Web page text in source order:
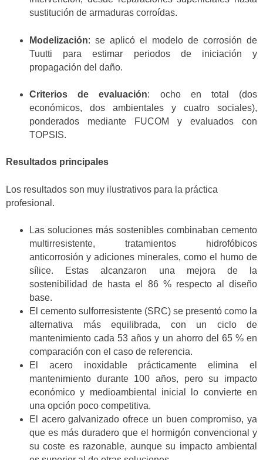
sustitución de armaduras corroídas.
Modelización: se aplicó el modelo de corrosión de
Tuutti para estimar periodos de iniciación y
propagación del daño.
Criterios de evaluación: ocho en total (dos
económicos, dos ambientales y cuatro sociales),
ponderados mediante FUCOM y evaluados con
TOPSIS.
Resultados principales
Los resultados son muy ilustrativos para la práctica
profesional.
Las soluciones más sostenibles combinaban cemento
multirresistente, tratamientos hidrofóbicos
anticorrosión y adiciones minerales, como el humo de
sílice. Estas alcanzaron una mejora de la
sostenibilidad de hasta el 86 % respecto al diseño
base.
El cemento sulforresistente (SRC) se presentó como la
alternativa más equilibrada, con un ciclo de
mantenimiento cada 53 años y un ahorro del 65 % en
comparación con el caso de referencia.
El acero inoxidable prácticamente elimina el
mantenimiento durante 100 años, pero su impacto
económico y medioambiental inicial lo convierte en
una opción poco competitiva.
El acero galvanizado ofrece un buen compromiso, ya
que es más duradero que el hormigón convencional y
su coste es razonable, aunque su impacto ambiental